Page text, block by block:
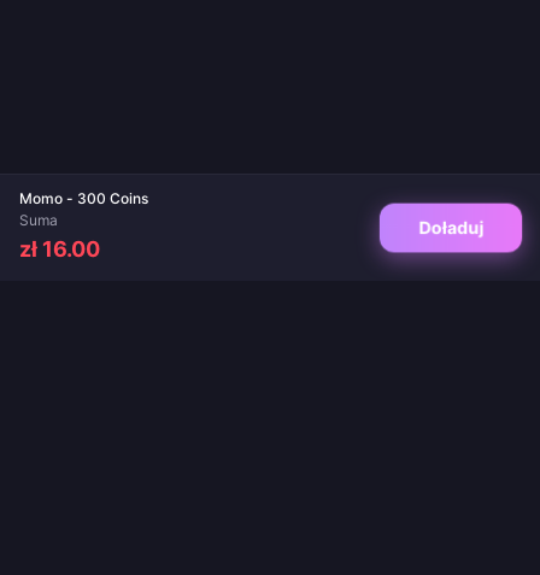
Momo - 300 Coins
Suma
zł 16.00
Doładuj